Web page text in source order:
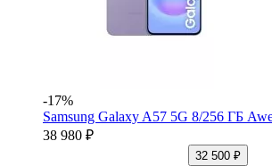
-17%
Samsung Galaxy A57 5G 8/256 ГБ
38 980 ₽
32 500 ₽